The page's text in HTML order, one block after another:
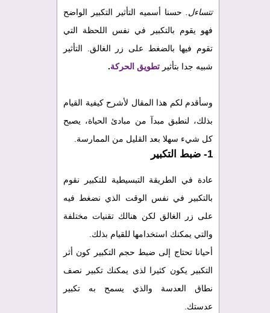
تتساءل.
حسنا أسميه التأثير التكبير الواضح
فهو يقوم بالتكبير في نفس اللحظة التي
تقوم فيها بالضغط على زر الغالق. التأثير
شبيه جدا بتأثير تطويق الحركة.
وسأقدم لكم هذا المقال لأشرح كيفية القيام
بذلك، لنطبق مبدآ من مبادئ الحياة، يصبح
كل شيء سهلا بعد القليل من الممارسة.
1- ضبط التكبير
عادة في الطريقة التبسيطية للتكبير نقوم
بالتكبير في نفس الوقت الذي نضغط فيه
على زر الغالق لكن هنالك تقنيات مختلفة
والتي يمكنك استخدامها للقيام بذلك.
أحيانا تحتاج إلى ضبط حجم التكبير كون أثر
التكبير يكون كثيرا لذى يمكنك تكبير نصف
نطاق العدسة والذي يسمح به تكبير
عدستك.